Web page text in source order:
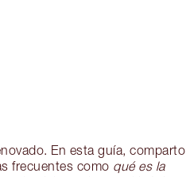
En esta guía, comparto
frecuentes como qué es la